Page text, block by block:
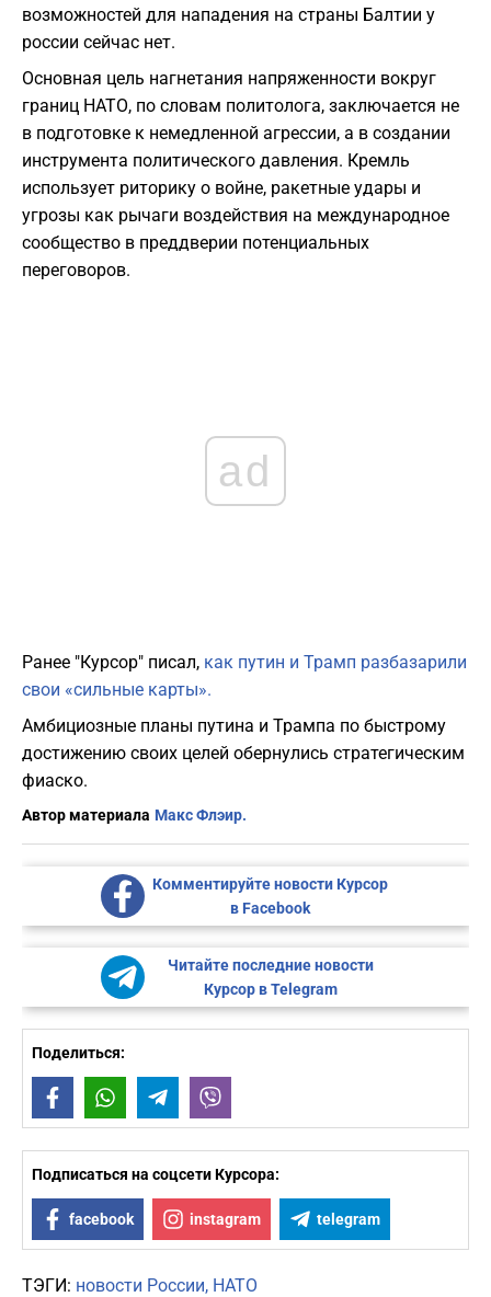
возможностей для нападения на страны Балтии у
россии сейчас нет.
​Основная цель нагнетания напряженности вокруг
границ НАТО, по словам политолога, заключается не
в подготовке к немедленной агрессии, а в создании
инструмента политического давления. Кремль
использует риторику о войне, ракетные удары и
угрозы как рычаги воздействия на международное
сообщество в преддверии потенциальных
переговоров.
ad
Ранее "Курсор" писал, как путин и Трамп разбазарили
свои «сильные карты».
Амбициозные планы путина и Трампа по быстрому
достижению своих целей обернулись стратегическим
фиаско.
Автор материала Макс Флэир.
Комментируйте новости Курсор
в Facebook
Читайте последние новости
Курсор в Telegram
Поделиться:
FacebookWhatsAppTelegram
Подписаться на соцсети Курсора:
facebook instagram telegram
ТЭГИ: новости России НАТО